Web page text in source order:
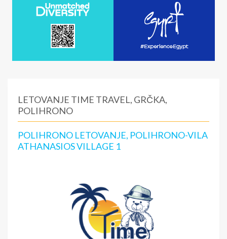
LETOVANJE TIME TRAVEL, GRČKA,
POLIHRONO
POLIHRONO LETOVANJE, POLIHRONO-VILA
ATHANASIOS VILLAGE 1